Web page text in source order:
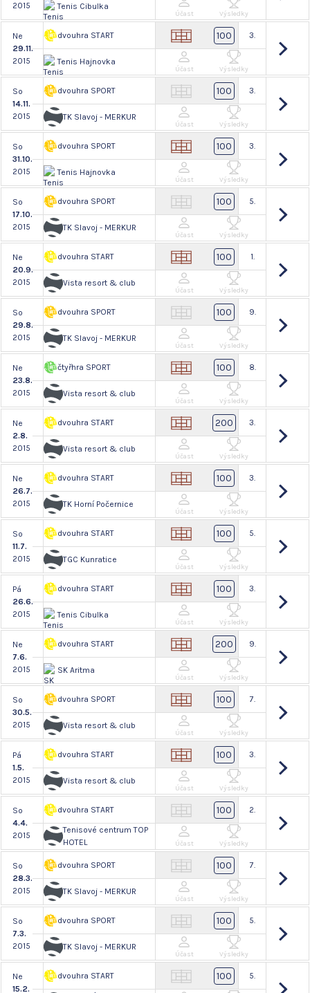
2015
Tenis Cibulka
Účast Výsledky
Ne
29.11.
2015
dvouhra START
Tenis Hajnovka
100 3.
Účast Výsledky
So
14.11.
2015
dvouhra SPORT
TK Slavoj - MERKUR
100 3.
Účast Výsledky
So
31.10.
2015
dvouhra SPORT
Tenis Hajnovka
100 3.
Účast Výsledky
So
17.10.
2015
dvouhra SPORT
TK Slavoj - MERKUR
100 5.
Účast Výsledky
Ne
20.9.
2015
dvouhra START
Vista resort & club
100 1.
Účast Výsledky
So
29.8.
2015
dvouhra SPORT
TK Slavoj - MERKUR
100 9.
Účast Výsledky
Ne
23.8.
2015
čtyřhra SPORT
Vista resort & club
100 8.
Účast Výsledky
Ne
2.8.
2015
dvouhra START
Vista resort & club
200 3.
Účast Výsledky
Ne
26.7.
2015
dvouhra START
TK Horní Počernice
100 3.
Účast Výsledky
So
11.7.
2015
dvouhra START
TGC Kunratice
100 5.
Účast Výsledky
Pá
26.6.
2015
dvouhra START
Tenis Cibulka
100 3.
Účast Výsledky
Ne
7.6.
2015
dvouhra START
SK Aritma
200 9.
Účast Výsledky
So
30.5.
2015
dvouhra SPORT
Vista resort & club
100 7.
Účast Výsledky
Pá
1.5.
2015
dvouhra START
Vista resort & club
100 3.
Účast Výsledky
So
4.4.
2015
dvouhra START
Tenisové centrum TOP
HOTEL
100 2.
Účast Výsledky
So
28.3.
2015
dvouhra SPORT
TK Slavoj - MERKUR
100 7.
Účast Výsledky
So
7.3.
2015
dvouhra SPORT
TK Slavoj - MERKUR
100 5.
Účast Výsledky
Ne
15.2.
dvouhra START 100 5.